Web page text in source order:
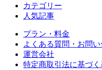
カテゴリー
人気記事
プラン・料金
よくある質問・お問
運営会社
特定商取引法に基づ